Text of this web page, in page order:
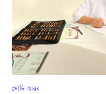
সৌদি আরব